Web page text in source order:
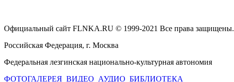
Официальный сайт FLNKA.RU © 1999-2021 Все права защищены.
Российская Федерация, г. Москва
Федеральная лезгинская национально-культурная автономия
ФОТОГАЛЕРЕЯ ВИДЕО АУДИО БИБЛИОТЕКА